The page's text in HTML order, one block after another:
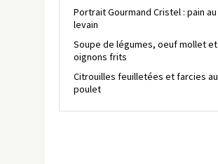
Portrait Gourmand Cristel : pain au
levain
Soupe de légumes, oeuf mollet et
oignons frits
Citrouilles feuilletées et farcies au
poulet